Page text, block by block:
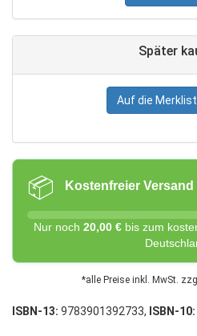
Später
Auf die
📦 Kostenfreier
Nur noch 20,00 € bis zum
*alle Preise inkl. MwSt.
ISBN-13: 9783901392733, ISBN-10: